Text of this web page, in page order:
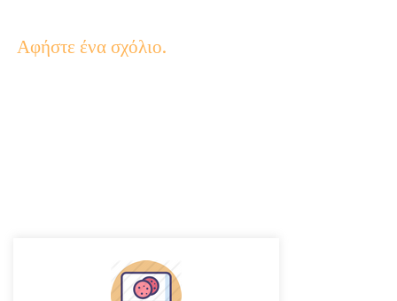
Αφήστε ένα σχόλιο.